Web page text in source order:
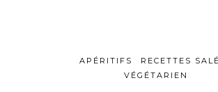
APÉRITIFS
RECETTES
VÉGÉTARIEN